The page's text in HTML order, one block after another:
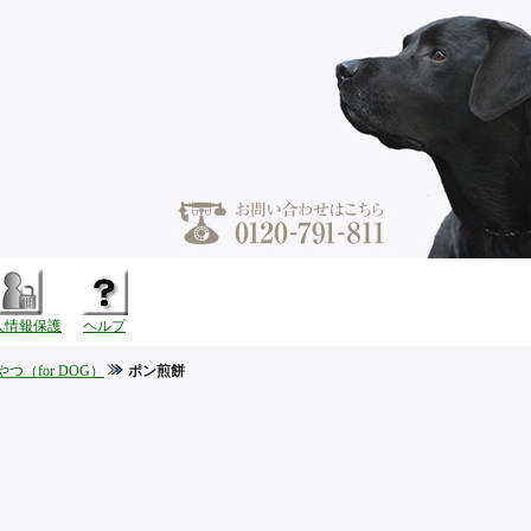
情報保護 ヘルプ
つ（for DOG） ポン煎餅